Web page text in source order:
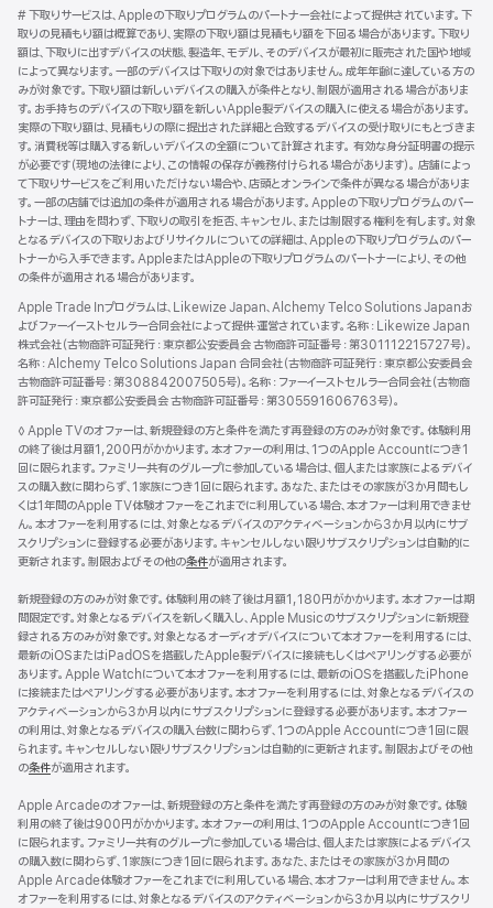
脚
注
# 下取りサービスは、Appleの下取りプログラムのパートナー会社によって提供されています。下
取りの見積もり額は概算であり、実際の下取り額は見積もり額を下回る場合があります。下取り
額は、下取りに出すデバイスの状態、製造年、モデル、そのデバイスが最初に販売された国や地域
によって異なります。一部のデバイスは下取りの対象ではありません。成年年齢に達している方の
みが対象です。下取り額は新しいデバイスの購入が条件となり、制限が適用される場合がありま
す。お手持ちのデバイスの下取り額を新しいApple製デバイスの購入に使える場合があります。
実際の下取り額は、見積もりの際に提出された詳細と合致するデバイスの受け取りにもとづきま
す。消費税等は購入する新しいデバイスの全額について計算されます。 有効な身分証明書の提示
が必要です（現地の法律により、この情報の保存が義務付けられる場合があります）。 店舗によっ
て下取りサービスをご利用いただけない場合や、店頭とオンラインで条件が異なる場合がありま
す。一部の店舗では追加の条件が適用される場合があります。Appleの下取りプログラムのパー
トナーは、理由を問わず、下取りの取引を拒否、キャンセル、または制限する権利を有します。対象
となるデバイスの下取りおよびリサイクルについての詳細は、Appleの下取りプログラムのパー
トナーから入手できます。AppleまたはAppleの下取りプログラムのパートナーにより、その他
の条件が適用される場合があります。
Apple Trade Inプログラムは、Likewize Japan、Alchemy Telco Solutions Japanお
よびファーイーストセルラー合同会社によって提供‧運営されています。名称：Likewize Japan
株式会社（古物商許可証発行：東京都公安委員会 古物商許可証番号：第301112215727号）。
名称：Alchemy Telco Solutions Japan 合同会社（古物商許可証発行：東京都公安委員会
古物商許可証番号：第308842007505号）。名称：ファーイーストセルラー合同会社（古物商
許可証発行：東京都公安委員会 古物商許可証番号：第305591606763号）。
脚
注
◊ Apple TVのオファーは、新規登録の方と条件を満たす再登録の方のみが対象です。体験利用
の終了後は月額1,200円がかかります。本オファーの利用は、1つのApple Accountにつき1
回に限られます。ファミリー共有のグループに参加している場合は、個人または家族によるデバイ
スの購入数に関わらず、1家族につき1回に限られます。あなた、またはその家族が3か月間もし
くは1年間のApple TV体験オファーをこれまでに利用している場合、本オファーは利用できませ
ん。本オファーを利用するには、対象となるデバイスのアクティベーションから3か月以内にサブ
スクリプションに登録する必要があります。キャンセルしない限りサブスクリプションは自動的に
更新されます。制限およびその他の条件が適用されます。
新規登録の方のみが対象です。体験利用の終了後は月額1,180円がかかります。本オファーは期
間限定です。対象となるデバイスを新しく購入し、Apple Musicのサブスクリプションに新規登
録される方のみが対象です。対象となるオーディオデバイスについて本オファーを利用するには、
最新のiOSまたはiPadOSを搭載したApple製デバイスに接続もしくはペアリングする必要が
あります。Apple Watchについて本オファーを利用するには、最新のiOSを搭載したiPhone
に接続またはペアリングする必要があります。本オファーを利用するには、対象となるデバイスの
アクティベーションから3か月以内にサブスクリプションに登録する必要があります。本オファー
の利用は、対象となるデバイスの購入台数に関わらず、1つのApple Accountにつき1回に限
られます。キャンセルしない限りサブスクリプションは自動的に更新されます。制限およびその他
の条件が適用されます。
Apple Arcadeのオファーは、新規登録の方と条件を満たす再登録の方のみが対象です。体験
利用の終了後は900円がかかります。本オファーの利用は、1つのApple Accountにつき1回
に限られます。ファミリー共有のグループに参加している場合は、個人または家族によるデバイス
の購入数に関わらず、1家族につき1回に限られます。あなた、またはその家族が3か月間の
Apple Arcade体験オファーをこれまでに利用している場合、本オファーは利用できません。本
オファーを利用するには、対象となるデバイスのアクティベーションから3か月以内にサブスクリ